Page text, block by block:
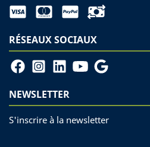
RÉSEAUX SOCIAUX
NEWSLETTER
S'inscrire à la newsletter